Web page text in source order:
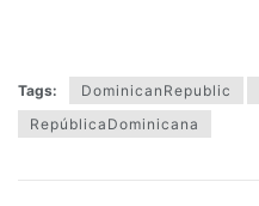
Tags: DominicanRepublic
RepúblicaDominicana